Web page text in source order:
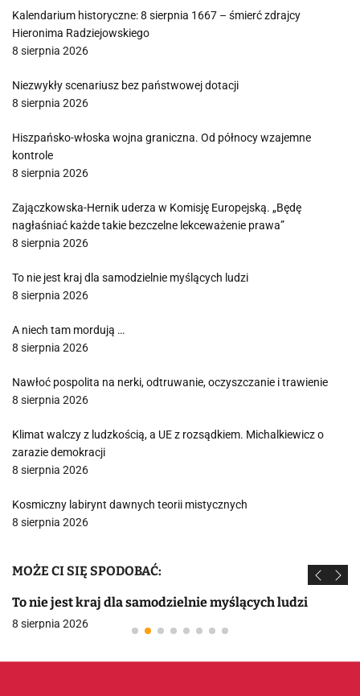
Kalendarium historyczne: 8 sierpnia 1667 – śmierć zdrajcy
Hieronima Radziejowskiego
8 sierpnia 2026
Niezwykły scenariusz bez państwowej dotacji
8 sierpnia 2026
Hiszpańsko-włoska wojna graniczna. Od północy wzajemne
kontrole
8 sierpnia 2026
Zajączkowska-Hernik uderza w Komisję Europejską. „Będę
nagłaśniać każde takie bezczelne lekceważenie prawa”
8 sierpnia 2026
To nie jest kraj dla samodzielnie myślących ludzi
8 sierpnia 2026
A niech tam mordują …
8 sierpnia 2026
Nawłoć pospolita na nerki, odtruwanie, oczyszczanie i trawienie
8 sierpnia 2026
Klimat walczy z ludzkością, a UE z rozsądkiem. Michalkiewicz o
zarazie demokracji
8 sierpnia 2026
Kosmiczny labirynt dawnych teorii mistycznych
8 sierpnia 2026
MOŻE CI SIĘ SPODOBAĆ:
To nie jest kraj dla samodzielnie myślących ludzi
8 sierpnia 2026